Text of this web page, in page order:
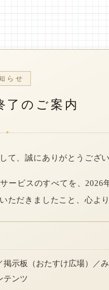
らせ
了のご案内
*
て、誠にありがとうござい
ービスのすべてを、2026
ただきましたこと、心よ
示板（おたすけ広場）／
テンツ